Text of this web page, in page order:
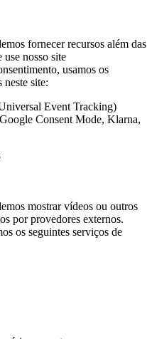
fornecer recursos além das
use nosso site
usamos os
neste site:
Event Tracking)
Consent Mode, Klarna,
mostrar vídeos ou outros
por provedores externos.
os seguintes serviços de